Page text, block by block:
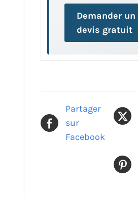
Demander un
devis gratuit
Partager
sur
Facebook